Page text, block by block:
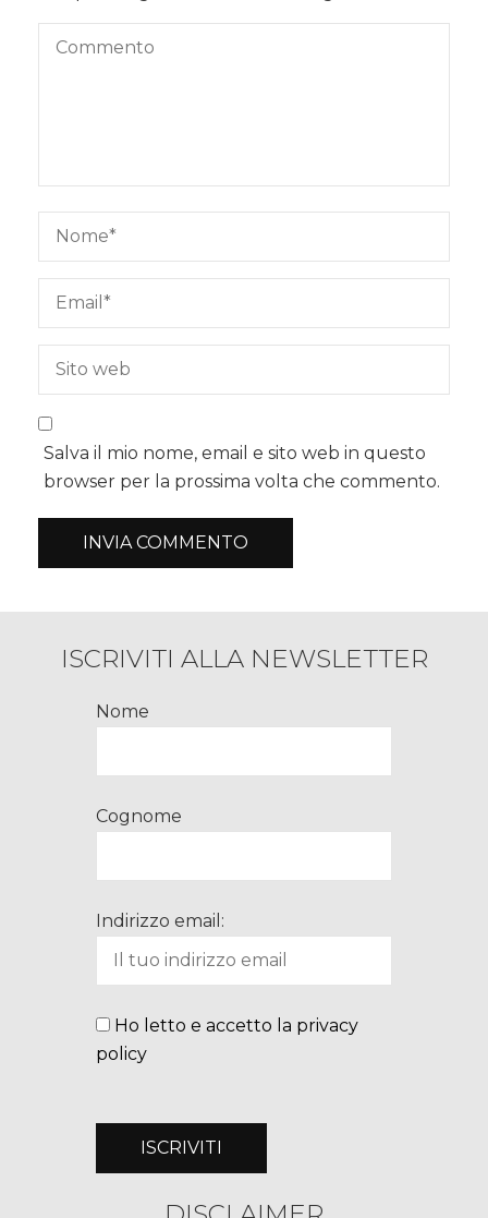
Salva il mio nome, email e sito web in questo
browser per la prossima volta che commento.
ISCRIVITI ALLA NEWSLETTER
Nome
Cognome
Indirizzo email:
Ho letto e accetto la privacy
policy